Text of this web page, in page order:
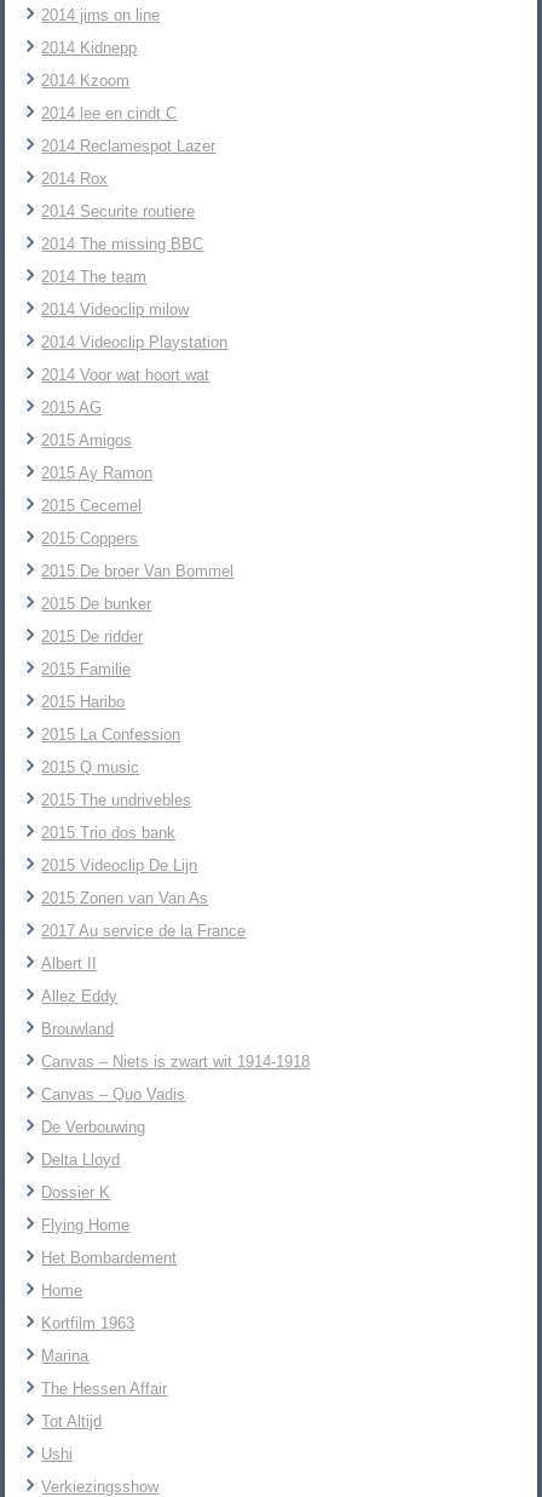
2014 jims on line
2014 Kidnepp
2014 Kzoom
2014 lee en cindt C
2014 Reclamespot Lazer
2014 Rox
2014 Securite routiere
2014 The missing BBC
2014 The team
2014 Videoclip milow
2014 Videoclip Playstation
2014 Voor wat hoort wat
2015 AG
2015 Amigos
2015 Ay Ramon
2015 Cecemel
2015 Coppers
2015 De broer Van Bommel
2015 De bunker
2015 De ridder
2015 Familie
2015 Haribo
2015 La Confession
2015 Q music
2015 The undrivebles
2015 Trio dos bank
2015 Videoclip De Lijn
2015 Zonen van Van As
2017 Au service de la France
Albert II
Allez Eddy
Brouwland
Canvas – Niets is zwart wit 1914-1918
Canvas – Quo Vadis
De Verbouwing
Delta Lloyd
Dossier K
Flying Home
Het Bombardement
Home
Kortfilm 1963
Marina
The Hessen Affair
Tot Altijd
Ushi
Verkiezingsshow